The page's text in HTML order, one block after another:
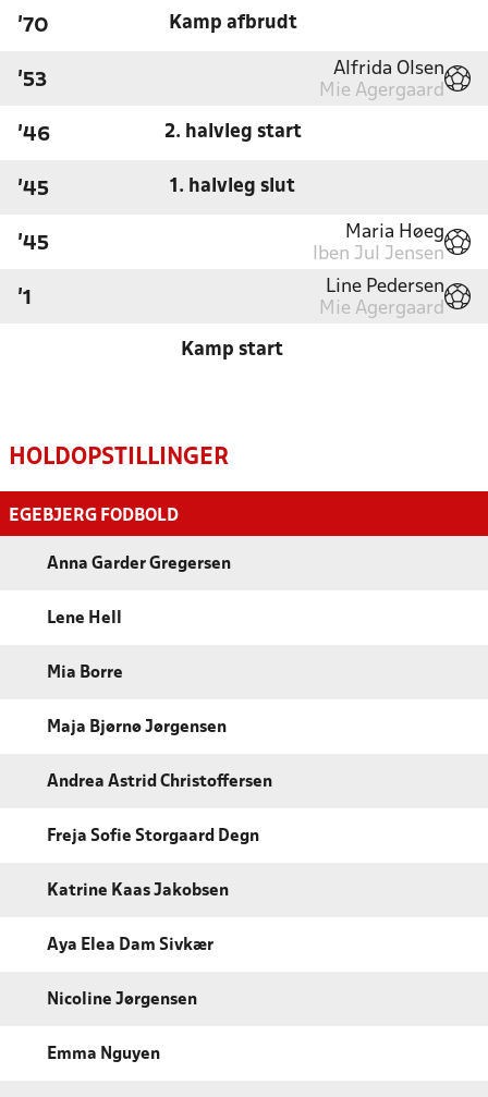
'70 Kamp afbrudt
'53
Alfrida Olsen
Mie Agergaard
'46 2. halvleg start
'45 1. halvleg slut
'45
Maria Høeg
Iben Jul Jensen
'1
Line Pedersen
Mie Agergaard
Kamp start
HOLDOPSTILLINGER
EGEBJERG FODBOLD
Anna Garder Gregersen
Lene Hell
Mia Borre
Maja Bjørnø Jørgensen
Andrea Astrid Christoffersen
Freja Sofie Storgaard Degn
Katrine Kaas Jakobsen
Aya Elea Dam Sivkær
Nicoline Jørgensen
Emma Nguyen